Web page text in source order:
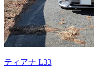
ティアナ L33